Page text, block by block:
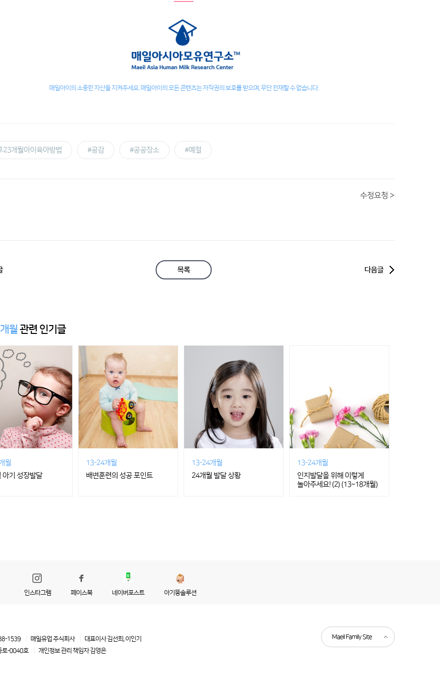
매일아이의 소중한 자산을 지켜주세요. 매일아이의 모든 콘텐츠는 저작권의 보호를 받으며, 무단 전재할 수 없습니다.
23개월아이육아방법 #공감 #공공장소 #예절
목록 다음글
월 관련 인기글
월
아기 성장발달
13-24개월
배변훈련의 성공 포인트
13-24개월
24개월 발달 상황
13-24개월
인지발달을 위해 이렇게
놀아주세요! (2) (13~18개월)
인스타그램 페이스북 네이버포스트 아기똥솔루션
1539 매일유업 주식회사
대표이사 김선희, 이인기
로-0040호
개인정보 관리 책임자김영은
Maeil Family Site